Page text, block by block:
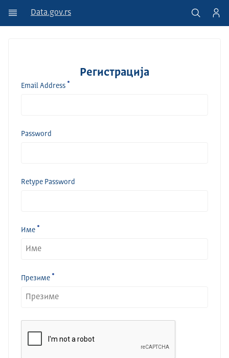
Data.gov.rs
Регистрација
Email Address
Password
Retype Password
Име
Презиме